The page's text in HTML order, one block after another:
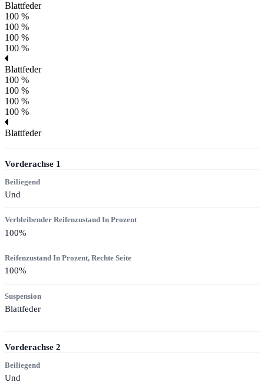
Blattfeder
100 %
100 %
100 %
100 %
Blattfeder
100 %
100 %
100 %
100 %
Blattfeder
Vorderachse 1
Beiliegend
Und
Verbleibender Reifenzustand In Prozent
100%
Reifenzustand In Prozent, Rechte Seite
100%
Suspension
Blattfeder
Vorderachse 2
Beiliegend
Und